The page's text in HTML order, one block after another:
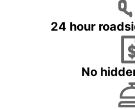
24 hour
No